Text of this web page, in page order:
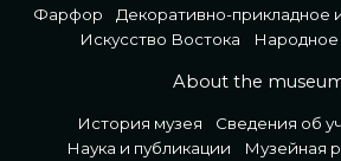
Фарфор
Декоративно-прикладное
Искусство Востока
Народное
About the
История музея
Сведения об
Наука и публикации
Музейная